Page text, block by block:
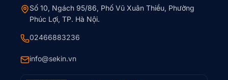
Số 10, Ngách 95/86, Phố Vũ Xuân Thiều, Phường
Phúc Lợi, TP. Hà Nội.
02466883236
info@sekin.vn